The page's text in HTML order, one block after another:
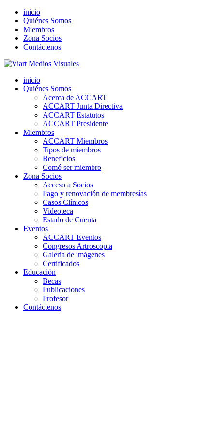
inicio
Quiénes Somos
Miembros
Zona Socios
Contáctenos
inicio
Quiénes Somos
Acerca de ACCART
ACCART Junta Directiva
ACCART Estatutos
ACCART Presidente
Miembros
ACCART Miembros
Tipos de miembros
Beneficios
Comó ser miembro
Zona Socios
Acceso a Socios
Pago y renovación de membresías
Casos Clínicos
Videoteca
Estado de Cuenta
Eventos
ACCART Eventos
Congresos Artroscopia
Galería de imágenes
Certificados
Educación
Becas
Publicaciones
Profesor
Contáctenos